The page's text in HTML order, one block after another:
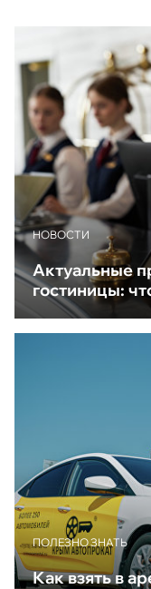
НОВОСТИ
Актуальные
гостиницы:
ПОЛЕЗНО ЗНАТЬ
Как взять в